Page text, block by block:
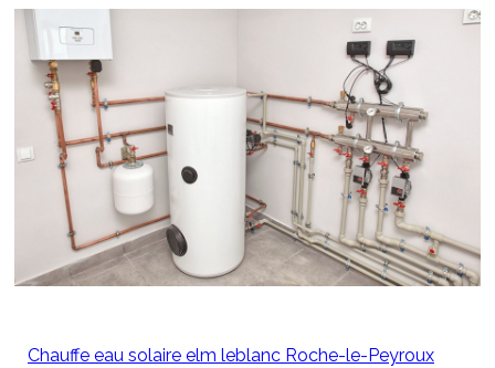
Chauffe eau solaire elm leblanc Roche-le-Peyroux